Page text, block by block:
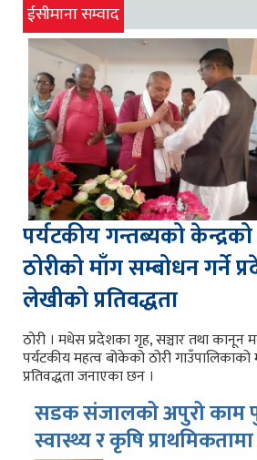
ईसीमाना सम्वाद
पर्यटकीय गन्तब्यको
ठोरीको माँग सम्बोधन गर्ने
लेखीको प्रतिवद्धता
ठोरी । मधेस प्रदेशका गृह, सञ्चार तथा कानून
पर्यटकीय महत्व बोकेको ठोरी गाउँपालिकाको
प्रतिवद्धता जनाएका छन ।
सडक संजालको अपुरो काम
स्वास्थ्य र कृषि